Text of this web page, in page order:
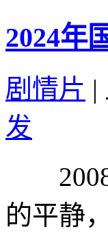
2024年
剧情片 |
发
2008
的平静